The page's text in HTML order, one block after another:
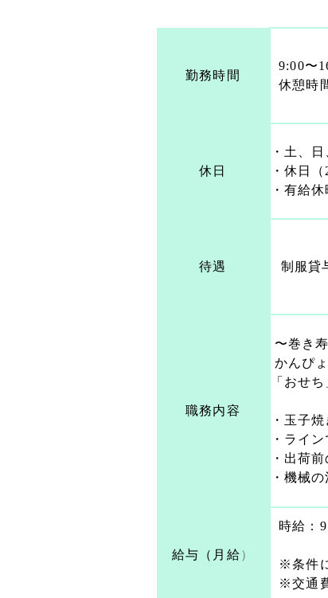
勤務時間
9:00〜
休憩時
休日
・土、
・休日
・有給
待遇 制服貸
職務内容
〜巻き
かんぴ
「おせ
・玉子
・ライ
・出荷
・機械
給与（月給）
時給：
※条件
※交通